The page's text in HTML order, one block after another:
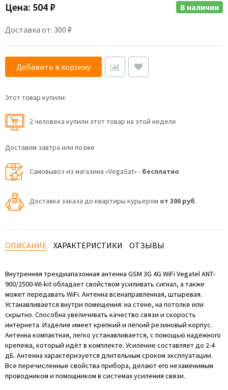
Цена: 504 ₽
Доставка от: 300 ₽
В наличии
Добавить в корзину
Этот товар купили:
2 человекa купили этот товар на этой неделе
Доставим завтра или позже
Самовывоз из магазина «VegaSat» - бесплатно
Доставка заказа до квартиры курьером от 300 руб.
ОПИСАНИЕ ХАРАКТЕРИСТИКИ ОТЗЫВЫ
Внутренняя трехдиапазонная антенна GSM 3G 4G WiFi Vegatel ANT-
900/2500-WI-kit обладает свойством усиливать сигнал, а также
может передавать WiFi. Антенна всенаправленная, штыревая.
Устанавливается внутри помещения: на стене, на потолке или
скрытно. Способна увеличивать качество связи и скорость
интернета. Изделие имеет крепкий и лёгкий резиновый корпус.
Антенна компактная, легко устанавливается, с помощью надёжного
крепежа, который идёт в комплекте. Усиление составляет до 2-4
дБ. Антенна характеризуется длительным сроком эксплуатации.
Все перечисленные свойства прибора, делают его незаменимым
проводником и помощником в системах усиления связи.